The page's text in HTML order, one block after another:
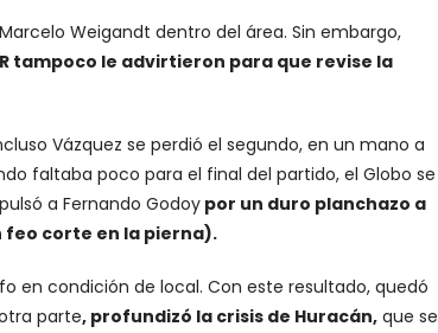
Weigandt dentro del área. Sin embargo,
tampoco le advirtieron para que revise la
Vázquez se perdió el segundo, en un mano a
faltaba poco para el final del partido, el Globo se
a Fernando Godoypor un duro planchazo a
feo corte en la pierna).
en condición de local. Con este resultado, quedó
parte, profundizó la crisis de Huracán,que se